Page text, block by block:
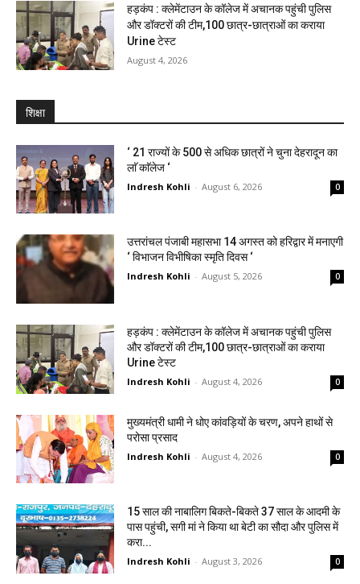
हड़कंप : क्लेमेंटाउन के कॉलेज में अचानक पहुंची पुलिस
और डॉक्टरों की टीम,100 छात्र-छात्राओं का कराया
Urine टेस्ट
August 4, 2026
शिक्षा
‘ 21 राज्यों के 500 से अधिक छात्रों ने चुना देहरादून का
लाॅ काॅलेज ‘
Indresh Kohli - August 6, 2026 0
उत्तरांचल पंजाबी महासभा 14 अगस्त को हरिद्वार में मनाएगी
‘ विभाजन विभीषिका स्मृति दिवस ‘
Indresh Kohli - August 5, 2026 0
हड़कंप : क्लेमेंटाउन के कॉलेज में अचानक पहुंची पुलिस
और डॉक्टरों की टीम,100 छात्र-छात्राओं का कराया
Urine टेस्ट
Indresh Kohli - August 4, 2026 0
मुख्यमंत्री धामी ने धोए कांवड़ियों के चरण, अपने हाथों से
परोसा प्रसाद
Indresh Kohli - August 4, 2026 0
15 साल की नाबालिग बिकते-बिकते 37 साल के आदमी के
पास पहुंची, सगी मां ने किया था बेटी का सौदा और पुलिस में
करा...
Indresh Kohli - August 3, 2026 0